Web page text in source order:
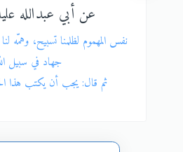
عن أبي عبدالله
نفس المهموم لظلمنا تسبيح، وهمّه
جهاد في سبيل
ثم قال: يجب أن يكتب هذا